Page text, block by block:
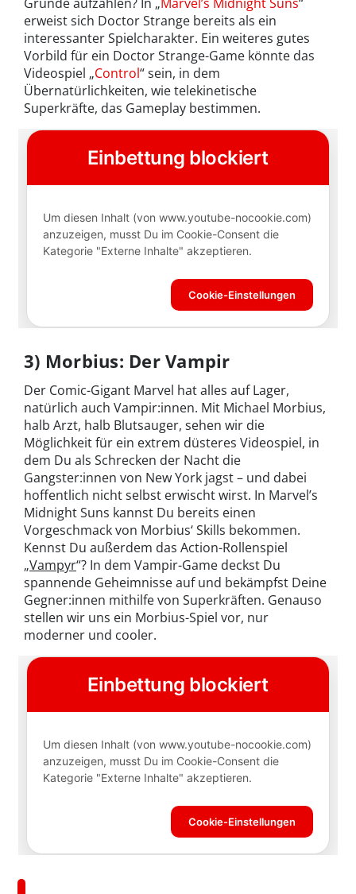
erweist sich Doctor Strange bereits als ein
interessanter Spielcharakter. Ein weiteres gutes
Vorbild für ein Doctor Strange-Game könnte das
Videospiel „Control“ sein, in dem
Übernatürlichkeiten, wie telekinetische
Superkräfte, das Gameplay bestimmen.
3) Morbius: Der Vampir
Der Comic-Gigant Marvel hat alles auf Lager,
natürlich auch Vampir:innen. Mit Michael Morbius,
halb Arzt, halb Blutsauger, sehen wir die
Möglichkeit für ein extrem düsteres Videospiel, in
dem Du als Schrecken der Nacht die
Gangster:innen von New York jagst – und dabei
hoffentlich nicht selbst erwischt wirst. In Marvel’s
Midnight Suns kannst Du bereits einen
Vorgeschmack von Morbius‘ Skills bekommen.
Kennst Du außerdem das Action-Rollenspiel
„Vampyr“? In dem Vampir-Game deckst Du
spannende Geheimnisse auf und bekämpfst Deine
Gegner:innen mithilfe von Superkräften. Genauso
stellen wir uns ein Morbius-Spiel vor, nur
moderner und cooler.